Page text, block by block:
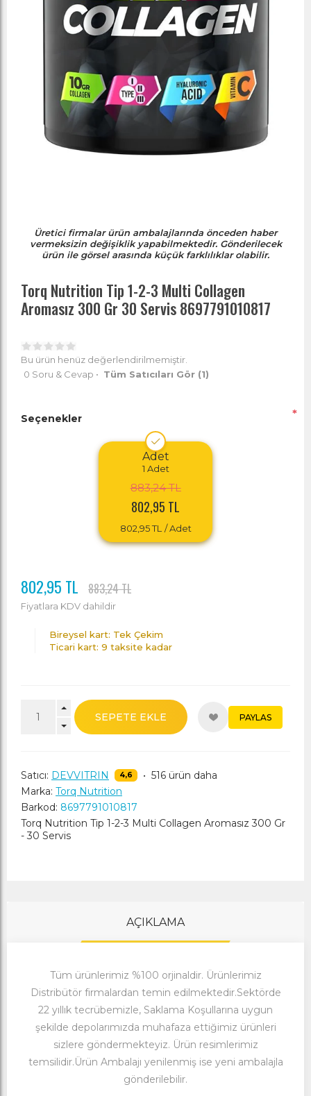
Üretici firmalar ürün ambalajlarında önceden haber
vermeksizin değişiklik yapabilmektedir. Gönderilecek
ürün ile görsel arasında küçük farklılıklar olabilir.
Torq Nutrition Tip 1-2-3 Multi Collagen
Aromasız 300 Gr 30 Servis 8697791010817
Bu ürün henüz değerlendirilmemiştir.
0 Soru & Cevap • Tüm Satıcıları Gör (1)
Seçenekler *
Adet
1 Adet
883,24 TL
802,95 TL
802,95 TL / Adet
802,95 TL 883,24 TL
Fiyatlara KDV dahildir
Bireysel kart: Tek Çekim
Ticari kart: 9 taksite kadar
SEPETE EKLE PAYLAS
Satıcı: DEVVITRIN 4,6 • 516 ürün daha
Marka: Torq Nutrition
Barkod: 8697791010817
Torq Nutrition Tip 1-2-3 Multi Collagen Aromasız 300 Gr
- 30 Servis
AÇIKLAMA
Tüm ürünlerimiz %100 orjinaldir. Ürünlerimiz
Distribütör firmalardan temin edilmektedir.Sektörde
22 yıllık tecrübemizle, Saklama Koşullarına uygun
şekilde depolarımızda muhafaza ettiğimiz ürünleri
sizlere göndermekteyiz. Ürün resimlerimiz
temsilidir.Ürün Ambalajı yenilenmiş ise yeni ambalajla
gönderilebilir.